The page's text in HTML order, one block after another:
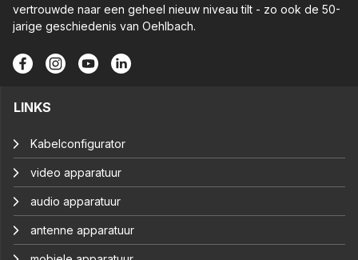
vertrouwde naar een geheel nieuw niveau tilt - zo ook de 50-
jarige geschiedenis van Oehlbach.
LINKS
Kabelconfigurator
video apparatuur
audio apparatuur
antenne apparatuur